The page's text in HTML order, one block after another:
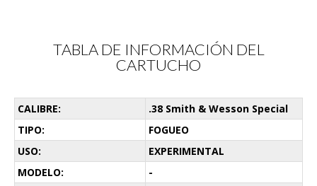
TABLA DE INFORMACIÓN DEL
CARTUCHO
CALIBRE:
.38 Smith & Wesson Special
TIPO:
FOGUEO
USO:
EXPERIMENTAL
MODELO:
-